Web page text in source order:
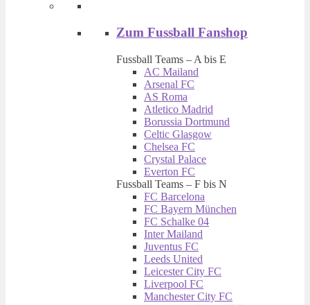
Zum Fussball Fanshop
Fussball Teams – A bis E
AC Mailand
Arsenal FC
AS Roma
Atletico Madrid
Borussia Dortmund
Celtic Glasgow
Chelsea FC
Crystal Palace
Everton FC
Fussball Teams – F bis N
FC Barcelona
FC Bayern München
FC Schalke 04
Inter Mailand
Juventus FC
Leeds United
Leicester City FC
Liverpool FC
Manchester City FC